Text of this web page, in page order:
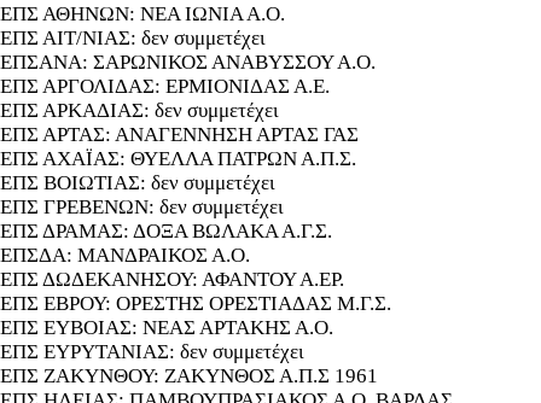
ΕΠΣ ΑΘΗΝΩΝ: ΝΕΑ ΙΩΝΙΑ Α.Ο.
ΕΠΣ ΑΙΤ/ΝΙΑΣ: δεν συμμετέχει
ΕΠΣΑΝΑ: ΣΑΡΩΝΙΚΟΣ ΑΝΑΒΥΣΣΟΥ Α.Ο.
ΕΠΣ ΑΡΓΟΛΙΔΑΣ: ΕΡΜΙΟΝΙΔΑΣ Α.Ε.
ΕΠΣ ΑΡΚΑΔΙΑΣ: δεν συμμετέχει
ΕΠΣ ΑΡΤΑΣ: ΑΝΑΓΕΝΝΗΣΗ ΑΡΤΑΣ ΓΑΣ
ΕΠΣ ΑΧΑΪΑΣ: ΘΥΕΛΛΑ ΠΑΤΡΩΝ Α.Π.Σ.
ΕΠΣ ΒΟΙΩΤΙΑΣ: δεν συμμετέχει
ΕΠΣ ΓΡΕΒΕΝΩΝ: δεν συμμετέχει
ΕΠΣ ΔΡΑΜΑΣ: ΔΟΞΑ ΒΩΛΑΚΑ Α.Γ.Σ.
ΕΠΣΔΑ: ΜΑΝΔΡΑΙΚΟΣ Α.Ο.
ΕΠΣ ΔΩΔΕΚΑΝΗΣΟΥ: ΑΦΑΝΤΟΥ Α.ΕΡ.
ΕΠΣ ΕΒΡΟΥ: ΟΡΕΣΤΗΣ ΟΡΕΣΤΙΑΔΑΣ Μ.Γ.Σ.
ΕΠΣ ΕΥΒΟΙΑΣ: ΝΕΑΣ ΑΡΤΑΚΗΣ Α.Ο.
ΕΠΣ ΕΥΡΥΤΑΝΙΑΣ: δεν συμμετέχει
ΕΠΣ ΖΑΚΥΝΘΟΥ: ΖΑΚΥΝΘΟΣ Α.Π.Σ 1961